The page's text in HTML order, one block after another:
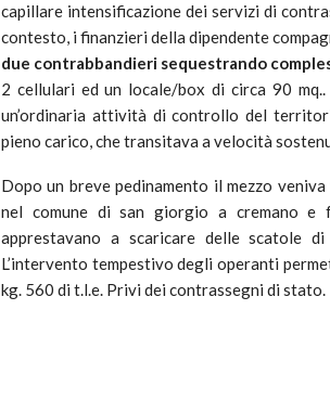
capillare intensificazione dei servizi di
contesto, i finanzieri della dipendente
due contrabbandieri sequestrando
2 cellulari ed un locale/box di circa 90
un’ordinaria attività di controllo del
pieno carico, che transitava a velocità
Dopo un breve pedinamento il mezzo
nel comune di san giorgio a cremano e
apprestavano a scaricare delle scatole
L’intervento tempestivo degli operanti
kg. 560 di t.l.e. Privi dei contrassegni di stato.